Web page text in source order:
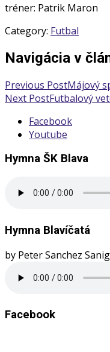
tréner: Patrik Maron
Category: Futbal
Navigácia v
Previous PostMájový
Next PostFutbalový
Facebook
Youtube
Hymna ŠK Blava
Hymna Blavíčatá
by Peter Sanchez
Facebook